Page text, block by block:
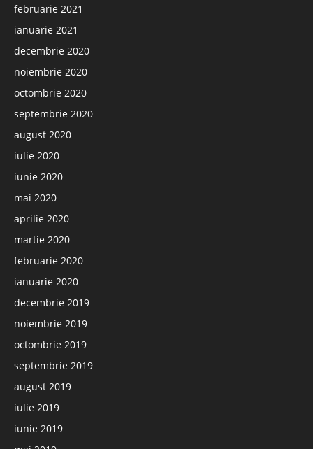
februarie 2021
ianuarie 2021
decembrie 2020
noiembrie 2020
octombrie 2020
septembrie 2020
august 2020
iulie 2020
iunie 2020
mai 2020
aprilie 2020
martie 2020
februarie 2020
ianuarie 2020
decembrie 2019
noiembrie 2019
octombrie 2019
septembrie 2019
august 2019
iulie 2019
iunie 2019